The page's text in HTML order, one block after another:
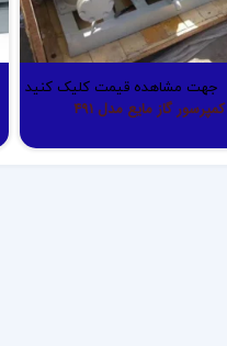
جهت مشاهده قیمت کلیک کنید
کمپرسور گاز مایع مدل 491